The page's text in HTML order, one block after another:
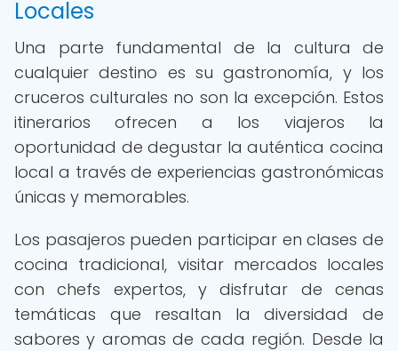
Locales
Una parte fundamental de la cultura de
cualquier destino es su gastronomía, y los
cruceros culturales no son la excepción. Estos
itinerarios ofrecen a los viajeros la
oportunidad de degustar la auténtica cocina
local a través de experiencias gastronómicas
únicas y memorables.
Los pasajeros pueden participar en clases de
cocina tradicional, visitar mercados locales
con chefs expertos, y disfrutar de cenas
temáticas que resaltan la diversidad de
sabores y aromas de cada región. Desde la